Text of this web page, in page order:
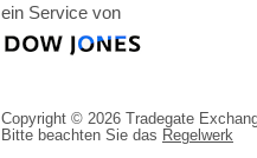
ein Service von
Copyright © 2026 Tradegate
Bitte beachten Sie das Regelwerk